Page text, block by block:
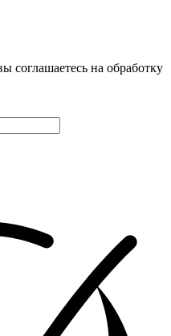
соглашаетесь на обработку